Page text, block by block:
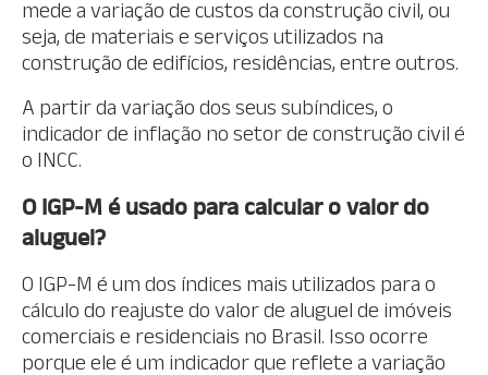
mede a variação de custos da construção civil, ou
seja, de materiais e serviços utilizados na
construção de edifícios, residências, entre outros.
A partir da variação dos seus subíndices, o
indicador de inflação no setor de construção civil é
o INCC.
O IGP-M é usado para calcular o valor do
aluguel?
O IGP-M é um dos índices mais utilizados para o
cálculo do reajuste do valor de aluguel de imóveis
comerciais e residenciais no Brasil. Isso ocorre
porque ele é um indicador que reflete a variação